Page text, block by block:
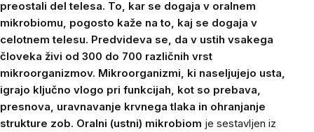
preostali del telesa. To, kar se dogaja v oralnem
mikrobiomu, pogosto kaže na to, kaj se dogaja v
celotnem telesu. Predvideva se, da v ustih vsakega
človeka živi od 300 do 700 različnih vrst
mikroorganizmov. Mikroorganizmi, ki naseljujejo usta,
igrajo ključno vlogo pri funkcijah, kot so prebava,
presnova, uravnavanje krvnega tlaka in ohranjanje
strukture zob. Oralni (ustni) mikrobiom je sestavljen iz